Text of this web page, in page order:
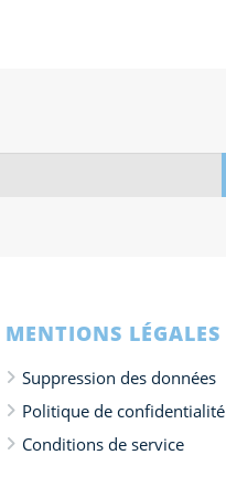
MENTIONS LÉGALES
Suppression des données
Politique de confidentialité
Conditions de service